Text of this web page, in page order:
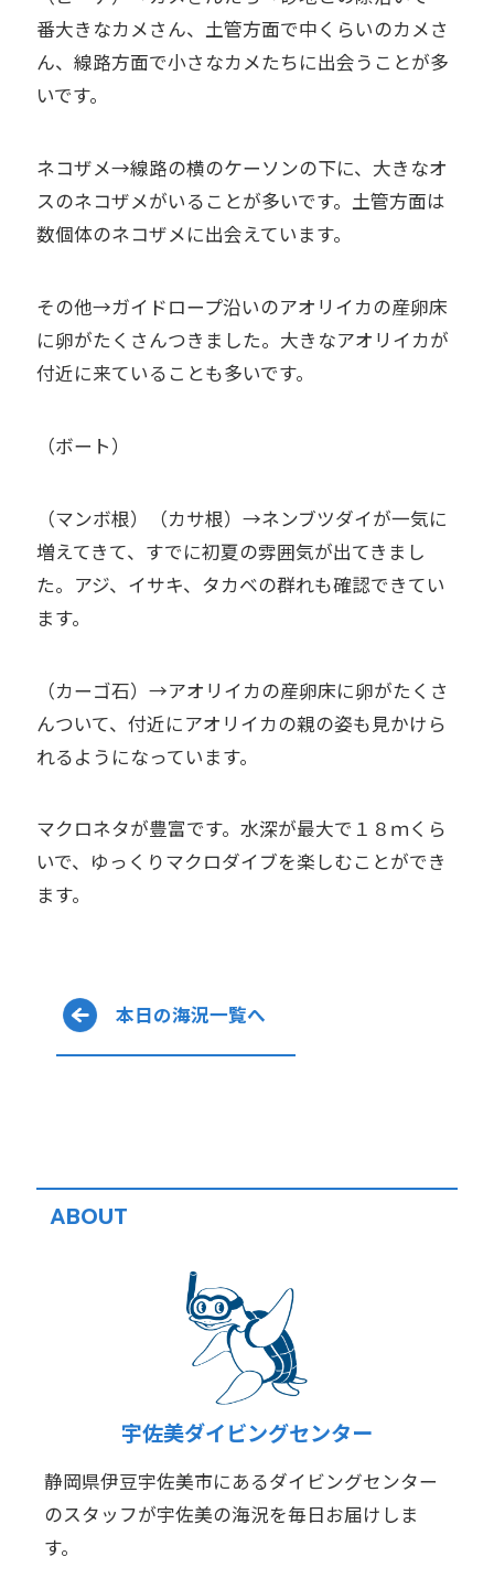
番大きなカメさん、土管方面で中くらいのカメさ
ん、線路方面で小さなカメたちに出会うことが多
いです。
ネコザメ→線路の横のケーソンの下に、大きなオ
スのネコザメがいることが多いです。土管方面は
数個体のネコザメに出会えています。
その他→ガイドロープ沿いのアオリイカの産卵床
に卵がたくさんつきました。大きなアオリイカが
付近に来ていることも多いです。
（ボート）
（マンボ根）（カサ根）→ネンブツダイが一気に
増えてきて、すでに初夏の雰囲気が出てきまし
た。アジ、イサキ、タカベの群れも確認できてい
ます。
（カーゴ石）→アオリイカの産卵床に卵がたくさ
んついて、付近にアオリイカの親の姿も見かけら
れるようになっています。
マクロネタが豊富です。水深が最大で１８ｍくら
いで、ゆっくりマクロダイブを楽しむことができ
ます。
本日の海況一覧へ
ABOUT
宇佐美ダイビングセンター
静岡県伊豆宇佐美市にあるダイビングセンター
のスタッフが宇佐美の海況を毎日お届けしま
す。